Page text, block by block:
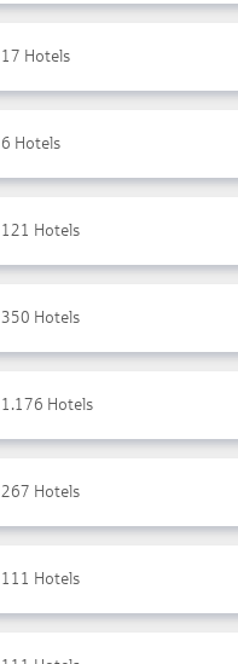
17 Hotels
6 Hotels
121 Hotels
350 Hotels
1.176 Hotels
267 Hotels
111 Hotels